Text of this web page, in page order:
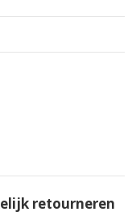
retourneren